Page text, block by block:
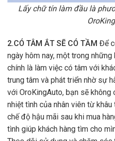
Lấy chữ tín làm đầu là
2.CÓ TÂM ẮT SẼ CÓ TẦM Để
ngày hôm nay, một trong
chính là làm việc có tâm với
trung tâm và phát triển nhờ sự
với OroKingAuto, bạn sẽ
nhiệt tình của nhân viên từ
chế độ hậu mãi sau khi mua
tình giúp khách hàng tìm cho